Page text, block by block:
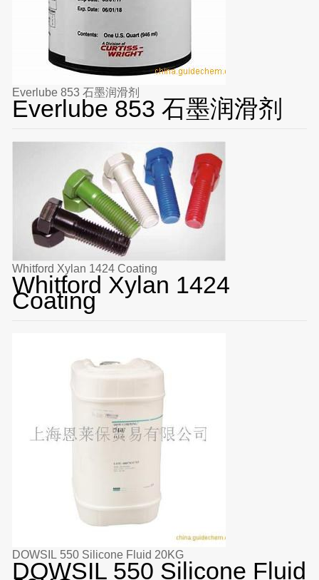
Everlube 853 石墨润滑剂
Everlube 853 石墨润滑剂
Whitford Xylan 1424 Coating
Whitford Xylan 1424
Coating
DOWSIL 550 Silicone Fluid 20KG
DOWSIL 550 Silicone Fluid